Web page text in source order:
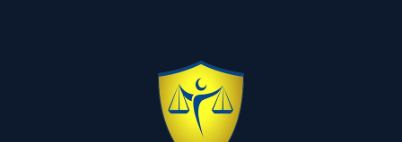
Luật Giao Thông